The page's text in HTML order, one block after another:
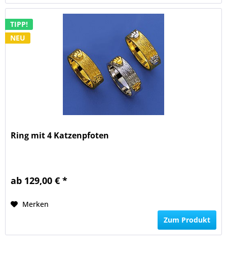
TIPP!
NEU
Ring mit 4 Katzenpfoten
ab 129,00 € *
Merken
Zum Produkt